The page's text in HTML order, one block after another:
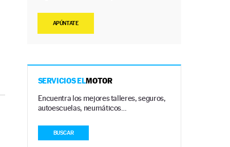
APÚNTATE
SERVICIOS ELMOTOR
Encuentra los mejores talleres, seguros,
autoescuelas, neumáticos…
BUSCAR